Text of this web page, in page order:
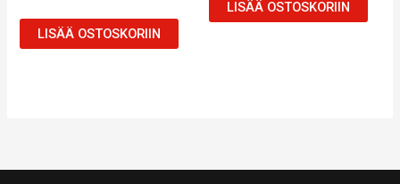
LISÄÄ OSTOSKORIIN
LISÄÄ OSTOSKORIIN